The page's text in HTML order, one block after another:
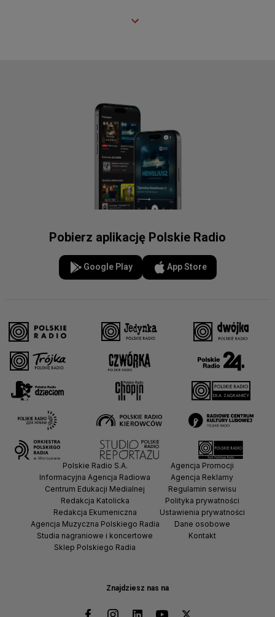
Pobierz aplikację Polskie Radio
Google Play App Store
Znajdziesz nas na
Polskie Radio S.A.
Informacyjna Agencja Radiowa
Centrum Edukacji Medialnej
Redakcja Katolicka
Redakcja Ekumeniczna
Agencja Muzyczna Polskiego Radia
Studia nagraniowe i koncertowe
Sklep Polskiego Radia
Agencja Promocji
Agencja Reklamy
Regulamin serwisu
Polityka prywatności
Ustawienia prywatności
Dane osobowe
Kontakt